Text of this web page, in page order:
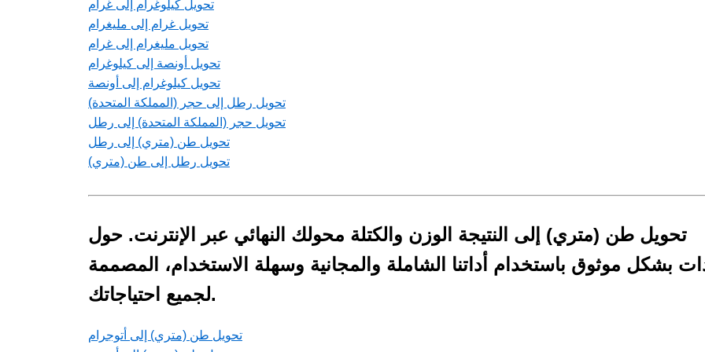
تحويل كيلوغرام إلى غرام
تحويل غرام إلى مليغرام
تحويل مليغرام إلى غرام
تحويل أونصة إلى كيلوغرام
تحويل كيلوغرام إلى أونصة
تحويل رطل إلى حجر (المملكة المتحدة)
تحويل حجر (المملكة المتحدة) إلى رطل
تحويل طن (متري) إلى رطل
تحويل رطل إلى طن (متري)
تحويل طن (متري) إلى النتيجة الوزن والكتلة محولك النهائي عبر الإنترنت. حول
بشكل موثوق باستخدام أداتنا الشاملة والمجانية وسهلة الاستخدام، المصممة
لجميع احتياجاتك.
تحويل طن (متري) إلى أتوجرام